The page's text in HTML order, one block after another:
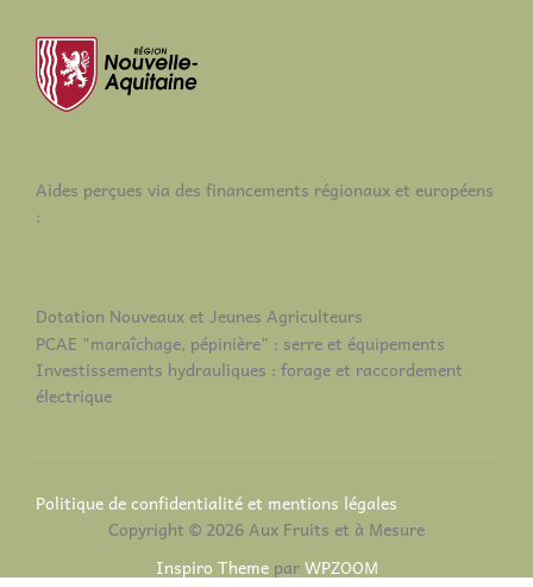
Aides perçues via des financements régionaux et européens
:
Dotation Nouveaux et Jeunes Agriculteurs
PCAE "maraîchage, pépinière" : serre et équipements
Investissements hydrauliques : forage et raccordement
électrique
Politique de confidentialité et mentions légales
Copyright © 2026 Aux Fruits et à Mesure
Inspiro ThemeparWPZOOM